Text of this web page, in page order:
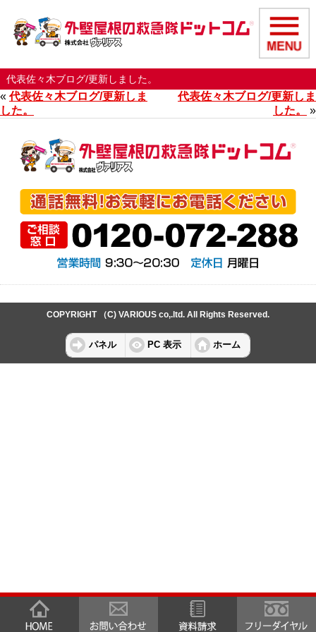
代表佐々木ブログ/更新しました。
«代表佐々木ブログ/更新しま
した。
代表佐々木ブログ/更新しま
した。
»
COPYRIGHT （C) VARIOUS co,.ltd. All Rights Reserved.
パネル PC 表示 ホーム